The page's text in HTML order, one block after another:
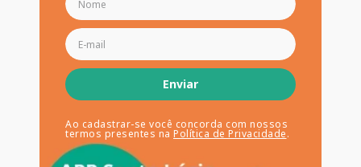
Enviar
Ao cadastrar-se você concorda com nossos
termos presentes na Política de Privacidade.